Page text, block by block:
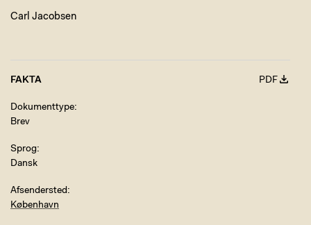
Carl Jacobsen
FAKTA PDF
Dokumenttype
Brev
Sprog
Dansk
Afsendersted
København